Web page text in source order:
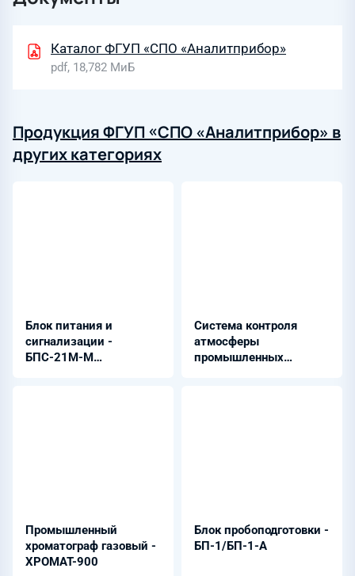
Каталог ФГУП «СПО «Аналитприбор»
pdf, 18,782 МиБ
Продукция ФГУП «СПО «Аналитприбор» в
других категориях
Блок питания и
сигнализации -
БПС-21М-М
Система контроля
атмосферы
промышленных
Промышленный
хроматограф газовый -
ХРОМАТ-900
Блок пробоподготовки -
БП-1/БП-1-А